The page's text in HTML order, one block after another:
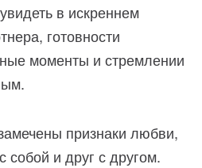
в искреннем
готовности
моменты и стремлении
признаки любви,
собой и друг с другом.